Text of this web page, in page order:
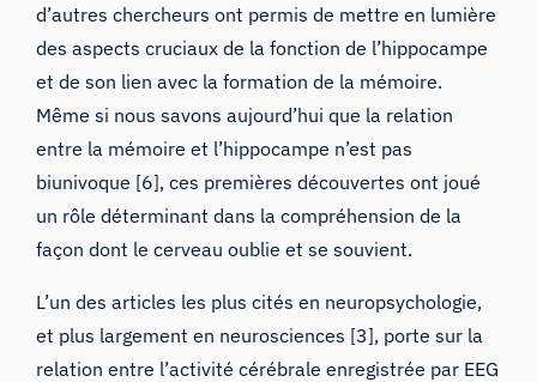
d’autres chercheurs ont permis de mettre en lumière
des aspects cruciaux de la fonction de l’hippocampe
et de son lien avec la formation de la mémoire.
Même si nous savons aujourd’hui que la relation
entre la mémoire et l’hippocampe n’est pas
biunivoque [6], ces premières découvertes ont joué
un rôle déterminant dans la compréhension de la
façon dont le cerveau oublie et se souvient.
L’un des articles les plus cités en neuropsychologie,
et plus largement en neurosciences [3], porte sur la
relation entre l’activité cérébrale enregistrée par EEG